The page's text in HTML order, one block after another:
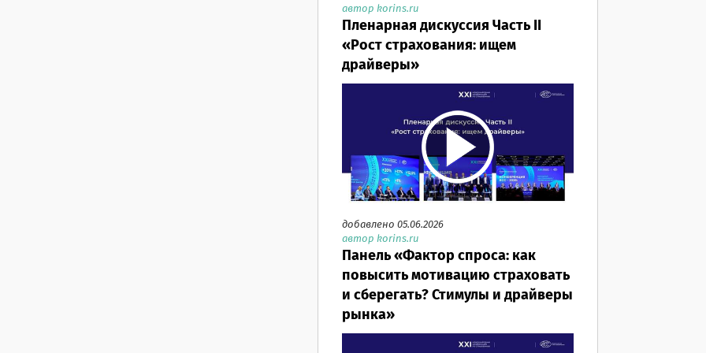
автор korins.ru
Пленарная дискуссия Часть II
«Рост страхования: ищем
драйверы»
добавлено 05.06.2026
автор korins.ru
Панель «Фактор спроса: как
повысить мотивацию страховать
и сберегать? Стимулы и драйверы
рынка»